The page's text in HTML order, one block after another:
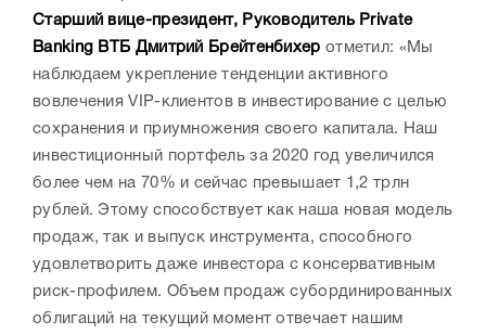
Старший вице-президент, Руководитель Private
Banking ВТБ Дмитрий Брейтенбихер отметил: «Мы
наблюдаем укрепление тенденции активного
вовлечения VIP-клиентов в инвестирование с целью
сохранения и приумножения своего капитала. Наш
инвестиционный портфель за 2020 год увеличился
более чем на 70% и сейчас превышает 1,2 трлн
рублей. Этому способствует как наша новая модель
продаж, так и выпуск инструмента, способного
удовлетворить даже инвестора с консервативным
риск-профилем. Объем продаж субординированных
облигаций на текущий момент отвечает нашим